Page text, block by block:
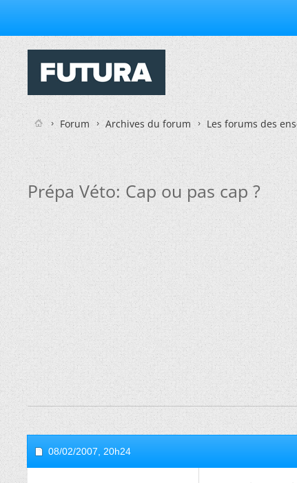
Forum Archives du forum Les forums des
Prépa Véto: Cap ou pas cap ?
08/02/2007, 20h24